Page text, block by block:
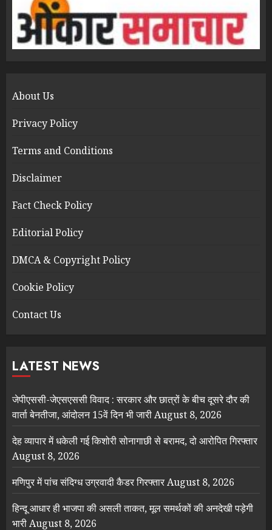
About Us
Privacy Policy
Terms and Conditions
Disclaimer
Fact Check Policy
Editorial Policy
DMCA & Copyright Policy
Cookie Policy
Contact Us
LATEST NEWS
जेपीएससी-जेएसएससी विवाद : सरकार और छात्रों के बीच दूसरे दौर की
वार्ता बेनतीजा, आंदोलन 15वें दिन भी जारीAugust 8, 2026
देह व्यापार में धकेली गई किशोरी सोनागाछी से बरामद, दो आरोपित गिरफ्तार
August 8, 2026
मणिपुर में पांच संदिग्ध उग्रवादी कैडर गिरफ्तारAugust 8, 2026
हिन्दू आधार ही भाजपा की असली ताकत, मूल समर्थकों की अनदेखी पड़ेगी
भारीAugust 8, 2026